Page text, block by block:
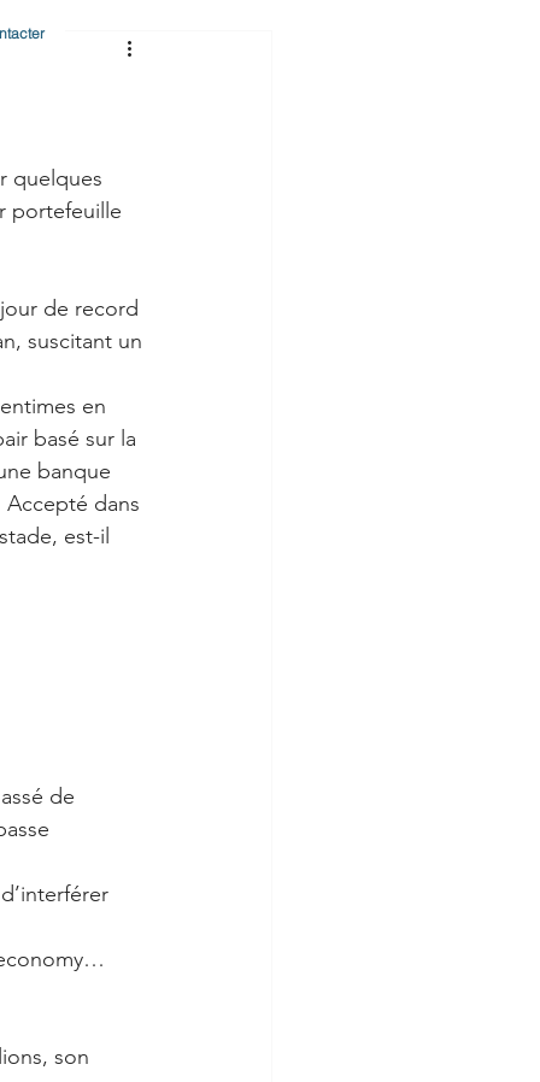
quelques
portefeuille
de record
suscitant un
en
basé sur la
banque
dans
est-il
de
son